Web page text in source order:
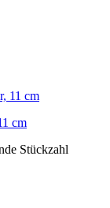
cm
Stückzahl